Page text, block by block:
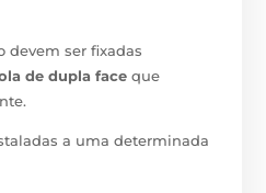
devem ser fixadas
de dupla face que
a uma determinada